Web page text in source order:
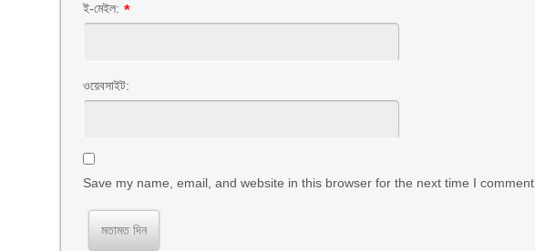
ই-মেইল: *
ওয়েবসাইট:
Save my name, email, and website in this browser for the next time I comment.